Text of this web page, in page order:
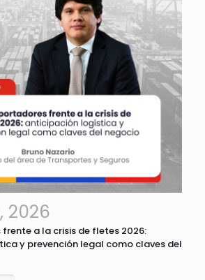
2026
a la crisis de fletes 2026:
y prevención legal como claves del